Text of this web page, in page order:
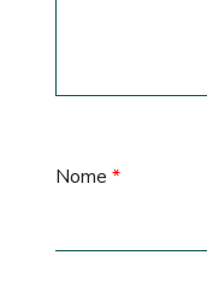
Nome *